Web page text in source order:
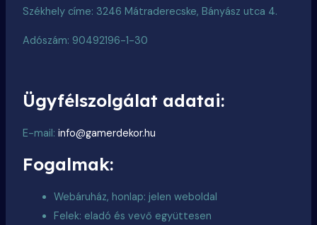
Székhely címe: 3246 Mátraderecske, Bányász utca 4.
Adószám: 90492196-1-30
Ügyfélszolgálat adatai:
E-mail:info@gamerdekor.hu
Fogalmak:
Webáruház, honlap: jelen weboldal
Felek: eladó és vevő együttesen